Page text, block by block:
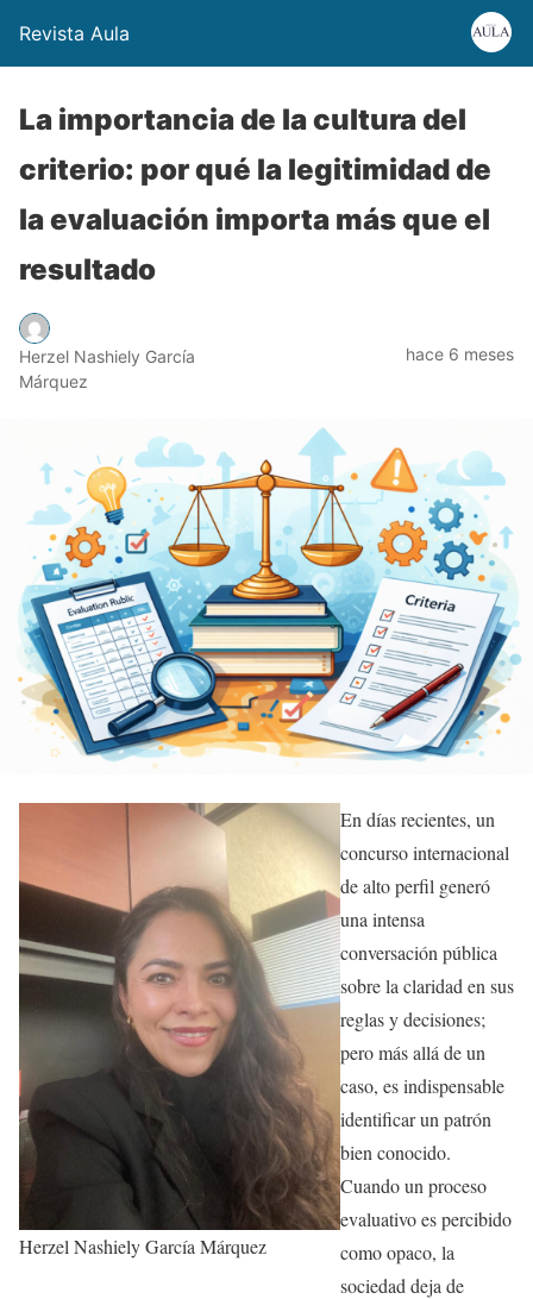
Revista Aula
La importancia de la cultura del
criterio: por qué la legitimidad de
la evaluación importa más que el
resultado
Herzel Nashiely García
Márquez
hace 6 meses
Herzel Nashiely García Márquez
En días recientes, un
concurso internacional
de alto perfil generó
una intensa
conversación pública
sobre la claridad en sus
reglas y decisiones;
pero más allá de un
caso, es indispensable
identificar un patrón
bien conocido.
Cuando un proceso
evaluativo es percibido
como opaco, la
sociedad deja de